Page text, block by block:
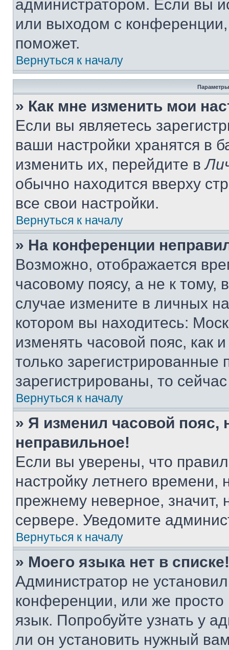
администратором. Если вы
или выходом с
поможет.
Вернуться к началу
Параметры
» Как мне изменить мои
Если вы являетесь
ваши настройки хранятся в
изменить их, перейдите в
обычно находится вверху
все свои настройки.
Вернуться к началу
» На конференции
Возможно, отображается
часовому поясу, а не к тому,
случае измените в личных
котором вы находитесь:
изменять часовой пояс, как
только
зарегистрированы, то
Вернуться к началу
» Я изменил часовой пояс,
неправильное!
Если вы уверены, что
настройку летнего
прежнему неверное, значит,
сервере. Уведомите
Вернуться к началу
» Моего языка нет в списке!
Администратор не
конференции, или же
язык. Попробуйте узнать у
ли он установить нужный